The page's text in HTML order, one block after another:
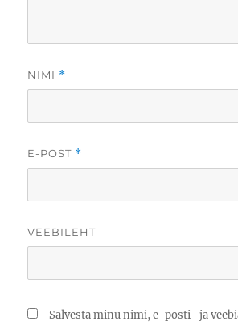
NIMI *
E-POST *
VEEBILEHT
Salvesta minu nimi, e-posti- ja